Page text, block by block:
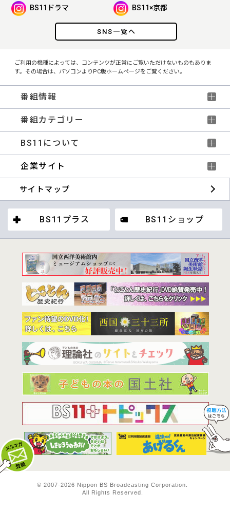
SNS一覧へ
BS11ドラマ BS11×京都
ご利用の機種によっては、コンテンツが正常にご覧いただけないものもありま
す。その場合は、パソコンよりPC版ホームページをご覧ください。
番組情報
番組カテゴリー
BS11について
企業サイト
サイトマップ
BS11プラス BS11ショップ
© 2007-2026 Nippon BS Broadcasting Corporation.
All Rights Reserved.